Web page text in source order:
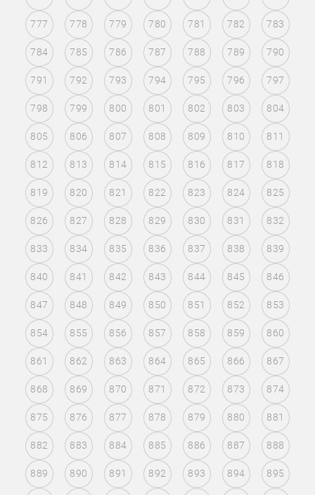
777 778 779 780 781 782 783
784 785 786 787 788 789 790
791 792 793 794 795 796 797
798 799 800 801 802 803 804
805 806 807 808 809 810 811
812 813 814 815 816 817 818
819 820 821 822 823 824 825
826 827 828 829 830 831 832
833 834 835 836 837 838 839
840 841 842 843 844 845 846
847 848 849 850 851 852 853
854 855 856 857 858 859 860
861 862 863 864 865 866 867
868 869 870 871 872 873 874
875 876 877 878 879 880 881
882 883 884 885 886 887 888
889 890 891 892 893 894 895